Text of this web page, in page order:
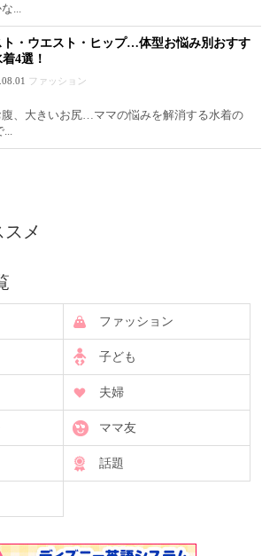
...
ト・ウエスト・ヒップ…体型お悩み別おすす
4選！
ファッション
腹、大きいお尻…ママの悩みを解消する水着の
...
メ
ファッション
子ども
夫婦
ママ友
話題